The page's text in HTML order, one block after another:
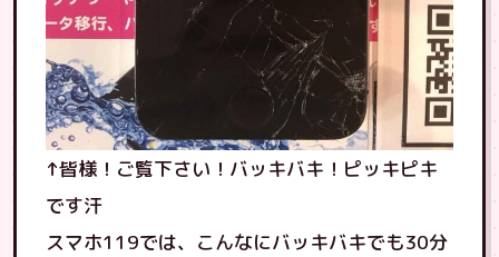
↑皆様！ご覧下さい！バッキバキ！ピッキピキ
です汗
スマホ119では、こんなにバッキバキでも30分